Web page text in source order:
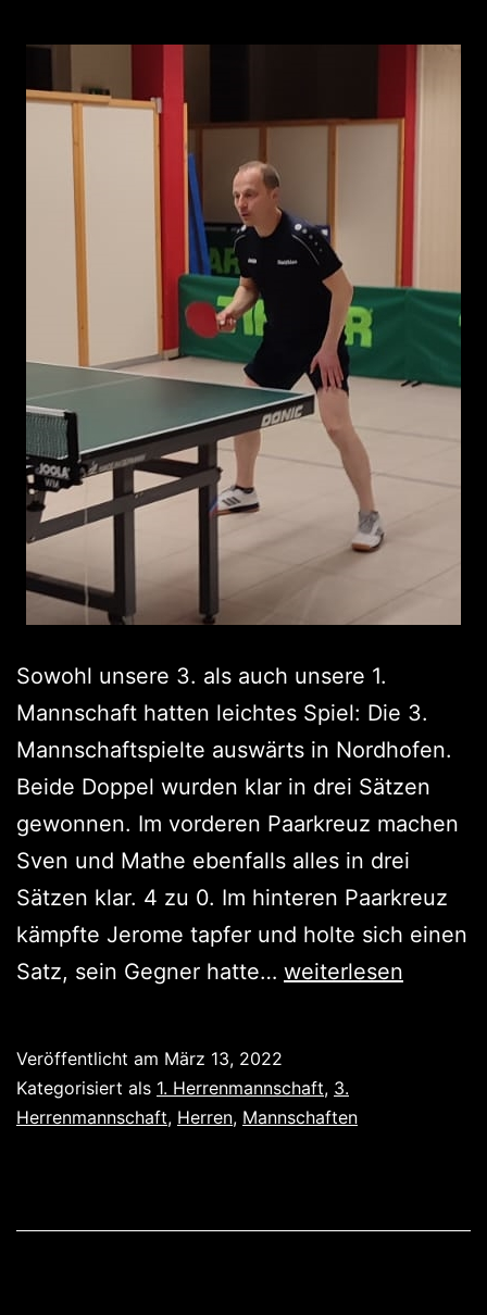
Sowohl unsere 3. als auch unsere 1.
Mannschaft hatten leichtes Spiel: Die 3.
Mannschaftspielte auswärts in Nordhofen.
Beide Doppel wurden klar in drei Sätzen
gewonnen. Im vorderen Paarkreuz machen
Sven und Mathe ebenfalls alles in drei
Sätzen klar. 4 zu 0. Im hinteren Paarkreuz
kämpfte Jerome tapfer und holte sich einen
Satz, sein Gegner hatte… Zwei
Gegner,
zwei
weiterlesen
Veröffentlicht am März 13, 2022
Kategorisiert als 1. Herrenmannschaft, 3.
Herrenmannschaft, Herren, Mannschaften